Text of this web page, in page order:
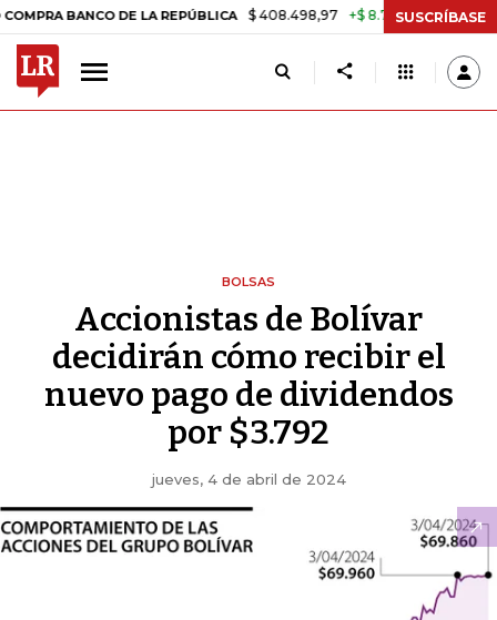
BANCO DE LA REPÚBLICA $ 408.498,97 +$ 8.753,81 +2,19%
SUSCRÍBASE
BOLSAS
Accionistas de Bolívar
decidirán cómo recibir el
nuevo pago de dividendos
por $3.792
jueves, 4 de abril de 2024